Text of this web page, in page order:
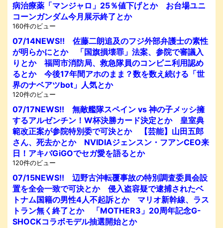
病治療薬「マンジャロ」25％値下げとか お台場ユニ
コーンガンダム今月展示終了とか
160件のビュー
07/14NEWS!! 佐藤二朗追及のフジ外部弁護士の素性
が明らかにとか 「国旗損壊罪」法案、参院で審議入
りとか 福岡市消防局、救急隊員のコンビニ利用認め
るとか 今後17年間アホのまま？数を数え続ける「世
界のナベアツbot」人気とか
120件のビュー
07/17NEWS!! 無敵艦隊スペイン vs 神の子メッシ擁
するアルゼンチン！W杯決勝カード決定とか 皇室典
範改正案が参院特別委で可決とか 【芸能】山田五郎
さん、死去かとか NVIDIAジェンスン・フアンCEO来
日！アキバGiGOでセガ愛を語るとか
120件のビュー
07/15NEWS!! 辺野古沖転覆事故の特別調査委員会設
置を全会一致で可決とか 侵入盗容疑で逮捕されたベ
トナム国籍の男性4人不起訴とか マリオ新幹線、ラス
トラン無く終了とか 「MOTHER3」20周年記念G-
SHOCKコラボモデル抽選開始とか